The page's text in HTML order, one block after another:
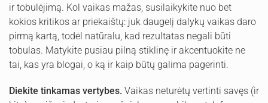
ir tobulėjimą. Kol vaikas mažas, susilaikykite nuo bet
kokios kritikos ar priekaištų: juk daugelį dalykų vaikas daro
pirmą kartą, todėl natūralu, kad rezultatas negali būti
tobulas. Matykite pusiau pilną stiklinę ir akcentuokite ne
tai, kas yra blogai, o ką ir kaip būtų galima pagerinti.
Diekite tinkamas vertybes. Vaikas neturėtų vertinti savęs (ir